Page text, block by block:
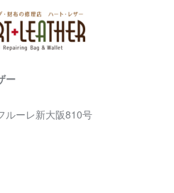
ー
ルーレ新大阪810号